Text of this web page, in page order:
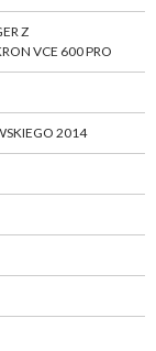
Z
VCE 600 PRO
2014